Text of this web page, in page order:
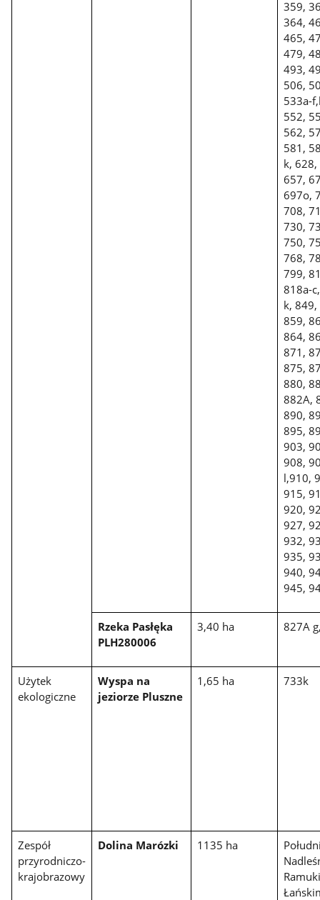
359,
364,
465,
479,
493,
506,
533a-
552,
562,
581,
k,
657,
697o,
708,
730,
750,
768,
799,
818a-
k,
859,
864,
871,
875,
880,
882A,
890,
895,
903,
908,
l,910,
915,
920,
927,
932,
935,
940,
945,
Rzeka Pasłęka
PLH280006
3,40 ha 827A
Użytek
ekologiczne
Wyspa na
jeziorze Pluszne
1,65 ha 733k
Zespół
przyrodniczo-
krajobrazowy
Dolina Marózki 1135 ha